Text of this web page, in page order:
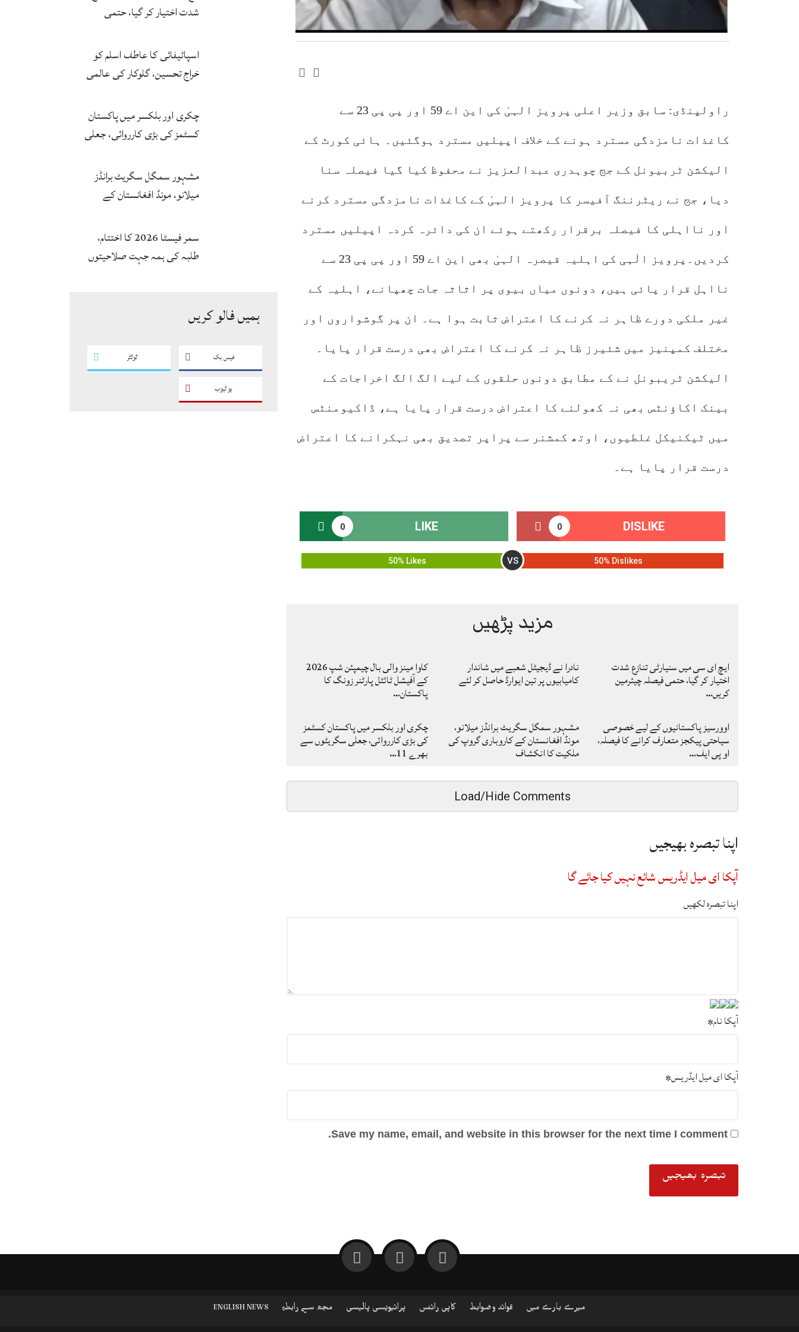
شدت اختیار کر گیا، حتمی
اسپاٹیفائی کا عاطف اسلم کو
خراج تحسین، گلوکار کی عالمی
چکری اور بلکسر میں پاکستان
کسٹمز کی بڑی کارروائی، جعلی
ضبط
مشہور سمگل سگریٹ برانڈز
میلانو، مونڈ افغانستان کے
انکشاف
سمر فیسٹا 2026 کا اختتام،
طلبہ کی ہمہ جہت صلاحیتوں
ہمیں فالو کریں
فیس بک ٹوئٹر
یو ٹیوب
راولپنڈی: سابق وزیر اعلی پرویز الہیٰ کی این اے 59 اور پی پی 23 سے
کاغذات نامزدگی مسترد ہونے کے خلاف اپیلیں مسترد ہوگئیں۔ ہائی کورٹ کے
الیکشن ٹربیونل کے جج چوہدری عبدالعزیز نے محفوظ کیا گیا فیصلہ سنا
دیا، جج نے ریٹرننگ آفیسر کا پرویز الہیٰ کے کاغذات نامزدگی مسترد کرنے
اور نااہلی کا فیصلہ برقرار رکھتے ہوئے ان کی دائرہ کردہ اپیلیں مسترد
کردیں۔پرویز الٰہی کی اہلیہ قیصرہ الہیٰ بھی این اے 59 اور پی پی 23 سے
نااہل قرار پائی ہیں، دونوں میاں بیوی پر اثاثہ جات چھپانے، اہلیہ کے
غیر ملکی دورے ظاہر نہ کرنے کا اعتراض ثابت ہوا ہے۔ ان پر گوشواروں اور
مختلف کمپنیز میں شئیرز ظاہر نہ کرنے کا اعتراض بھی درست قرار پایا۔
الیکشن ٹریبونل نے کے مطابق دونوں حلقوں کے لیے الگ الگ اخراجات کے
بینک اکاؤنٹس بھی نہ کھولنے کا اعتراض درست قرار پایا ہے، ڈاکیومنٹس
میں ٹیکنیکل غلطیوں، اوتھ کمشنر سے پراپر تصدیق بھی نہکرانے کا اعتراض
درست قرار پایا ہے۔
0 LIKE 0 DISLIKE
50% Likes VS 50% Dislikes
مزید پڑھیں
کاوا مینز والی بال چیمپئن شپ 2026
کے آفیشل ٹائٹل پارٹنر زونگ کا
پاکستان…
نادرا نے ڈیجیٹل شعبے میں شاندار
کامیابیوں پر تین ایوارڈ حاصل کر لئے
ایچ ای سی میں سنیارٹی تنازع شدت
اختیار کر گیا، حتمی فیصلہ چیئرمین
کریں…
چکری اور بلکسر میں پاکستان کسٹمز
کی بڑی کارروائی، جعلی سگریٹوں سے
بھرے 11…
مشہور سمگل سگریٹ برانڈز میلانو،
مونڈ افغانستان کے کاروباری گروپ کی
ملکیت کا انکشاف
اوورسیز پاکستانیوں کے لیے خصوصی
سیاحتی پیکجز متعارف کرانے کا فیصلہ،
او پی ایف…
Load/Hide Comments
اپنا تبصرہ بھیجیں
آپکا ای میل ایڈریس شائع نہیں کیا جائے گا
اپنا تبصرہ لکھیں
آپکا نام*
آپکا ای میل ایڈریس*
Save my name, email, and website in this browser for the next time I comment.
میرے بارے میں قوائد و ضوابط کاپی رائٹس پرائیویسی پالیسی مجھ سے رابطہ ENGLISH NEWS